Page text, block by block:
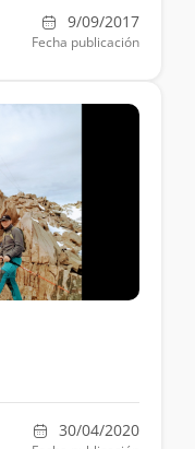
9/09/2017
Fecha publicación
30/04/2020